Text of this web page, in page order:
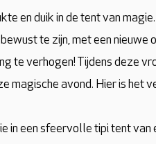
en duik in de tent van
te zijn, met een
te verhogen! Tijdens deze
magische avond. Hier is het
in een sfeervolle tipi tent